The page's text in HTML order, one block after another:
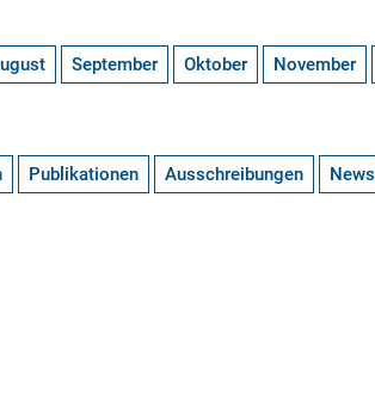
September Oktober November
Publikationen Ausschreibungen News